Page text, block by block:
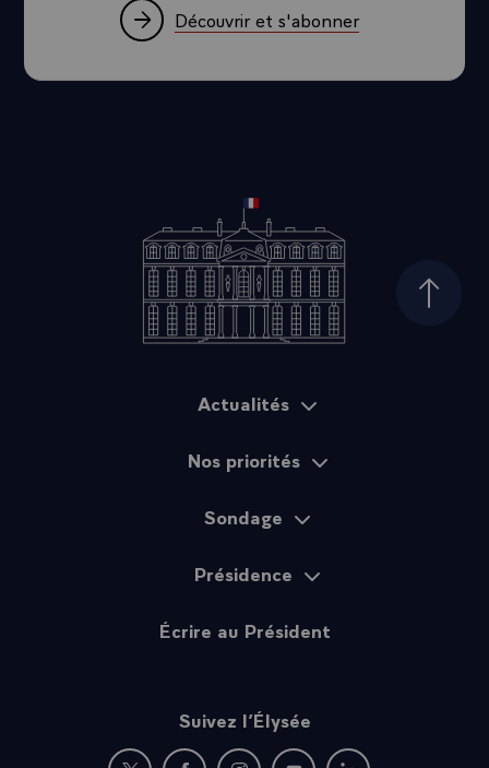
Découvrir et s'abonner
Haut
Actualités
Nos priorités
Sondage
Présidence
Écrire au Président
Suivez l’Élysée